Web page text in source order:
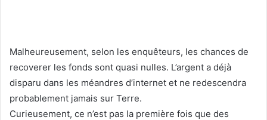
Malheureusement, selon les enquêteurs, les chances de
recoverer les fonds sont quasi nulles. L’argent a déjà
disparu dans les méandres d’internet et ne redescendra
probablement jamais sur Terre.
Curieusement, ce n’est pas la première fois que des